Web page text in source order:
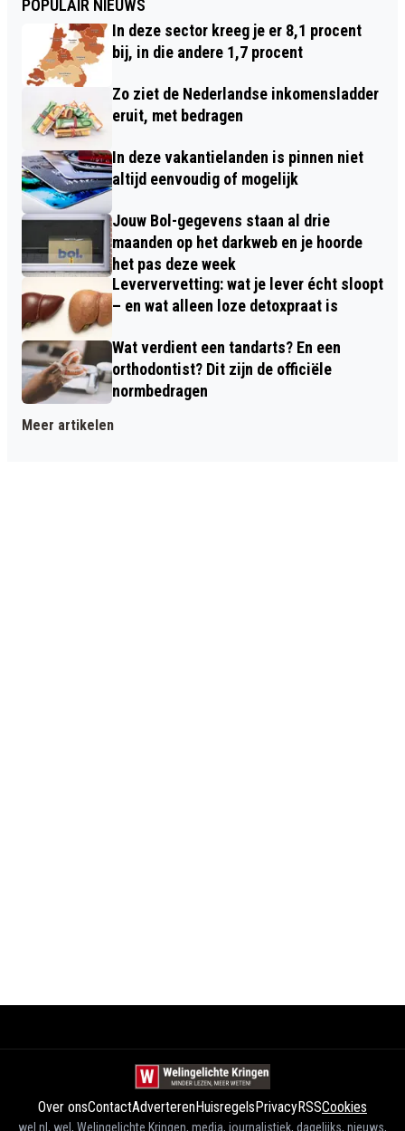
POPULAIR NIEUWS
In deze sector kreeg je er 8,1 procent
bij, in die andere 1,7 procent
Zo ziet de Nederlandse inkomensladder
eruit, met bedragen
In deze vakantielanden is pinnen niet
altijd eenvoudig of mogelijk
Jouw Bol-gegevens staan al drie
maanden op het darkweb en je hoorde
het pas deze week
Leververvetting: wat je lever écht sloopt
– en wat alleen loze detoxpraat is
Wat verdient een tandarts? En een
orthodontist? Dit zijn de officiële
normbedragen
Meer artikelen
Over onsContactAdverterenHuisregels PrivacyRSSCookies
wel.nl, wel, Welingelichte Kringen, media, journalistiek, dagelijks, nieuws,